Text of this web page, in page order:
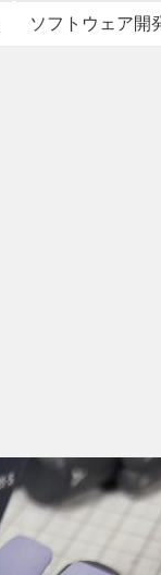
ソフトウェア開